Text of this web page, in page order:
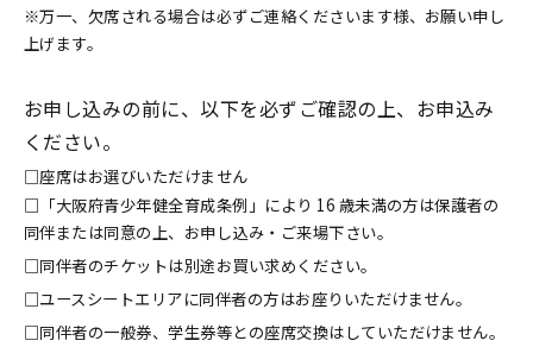
※万一、欠席される場合は必ずご連絡くださいます様、お願い申し
上げます。
お申し込みの前に、以下を必ずご確認の上、お申込み
ください。
□座席はお選びいただけません
□「大阪府青少年健全育成条例」により 16 歳未満の方は保護者の
同伴または同意の上、お申し込み・ご来場下さい。
□同伴者のチケットは別途お買い求めください。
□ユースシートエリアに同伴者の方はお座りいただけません。
□同伴者の一般券、学生券等との座席交換はしていただけません。